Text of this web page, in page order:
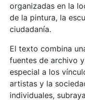
organizadas en la
de la pintura, la
ciudadanía.
El texto combina
fuentes de archivo
especial a los
artistas y la
individuales,